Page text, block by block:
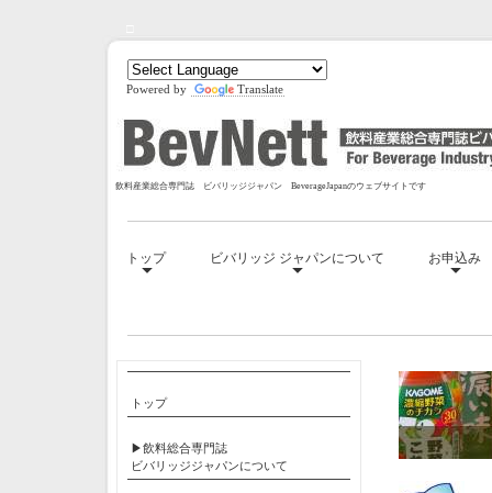
Powered by Translate
飲料産業総合専門誌 ビバリッジジャパン BeverageJapanのウェブサイトです
トップ ビバリッジ ジャパンについて お申込み
トップ
▶飲料総合専門誌
ビバリッジジャパンについて